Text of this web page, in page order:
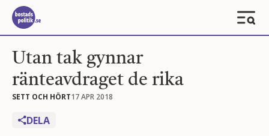
Utan tak gynnar
ränteavdraget de rika
SETT OCH HÖRT17 APR 2018
DELA